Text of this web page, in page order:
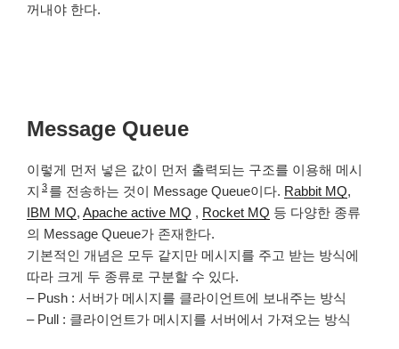
꺼내야 한다.
Message Queue
이렇게 먼저 넣은 값이 먼저 출력되는 구조를 이용해 메시
지 3 를 전송하는 것이 Message Queue이다. Rabbit MQ,
IBM MQ, Apache active MQ , Rocket MQ 등 다양한 종류
의 Message Queue가 존재한다.
기본적인 개념은 모두 같지만 메시지를 주고 받는 방식에
따라 크게 두 종류로 구분할 수 있다.
– Push : 서버가 메시지를 클라이언트에 보내주는 방식
– Pull : 클라이언트가 메시지를 서버에서 가져오는 방식